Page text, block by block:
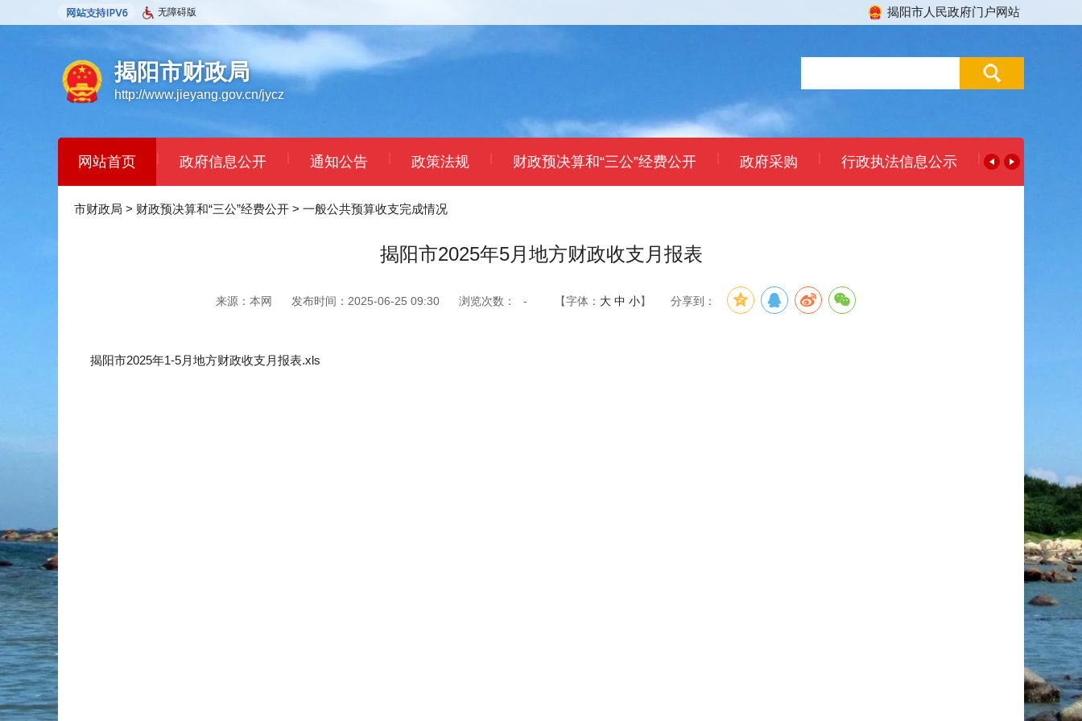
无障碍版 揭阳市人民政府门户网站
揭阳市财政局
http://www.jieyang.gov.cn/jycz
网站首页 | 政府信息公开 | 通知公告 | 政策法规 | 财政预决算和“三公”经费公开 | 政府采购 | 行政执法信息公示 |
市财政局 > 财政预决算和“三公”经费公开 > 一般公共预算收支完成情况
揭阳市2025年5月地方财政收支月报表
来源：本网 发布时间：2025-06-25 09:30 浏览次数： - 【字体： 大 中 小】 分享到：
揭阳市2025年1-5月地方财政收支月报表.xls